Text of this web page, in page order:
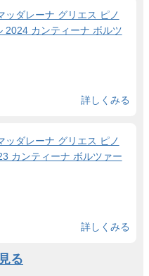
ッダレーナ グリエス ピノ
2024 カンティーナ ボルツ
詳しくみる
ッダレーナ グリエス ピノ
カンティーナ ボルツァー
詳しくみる
る